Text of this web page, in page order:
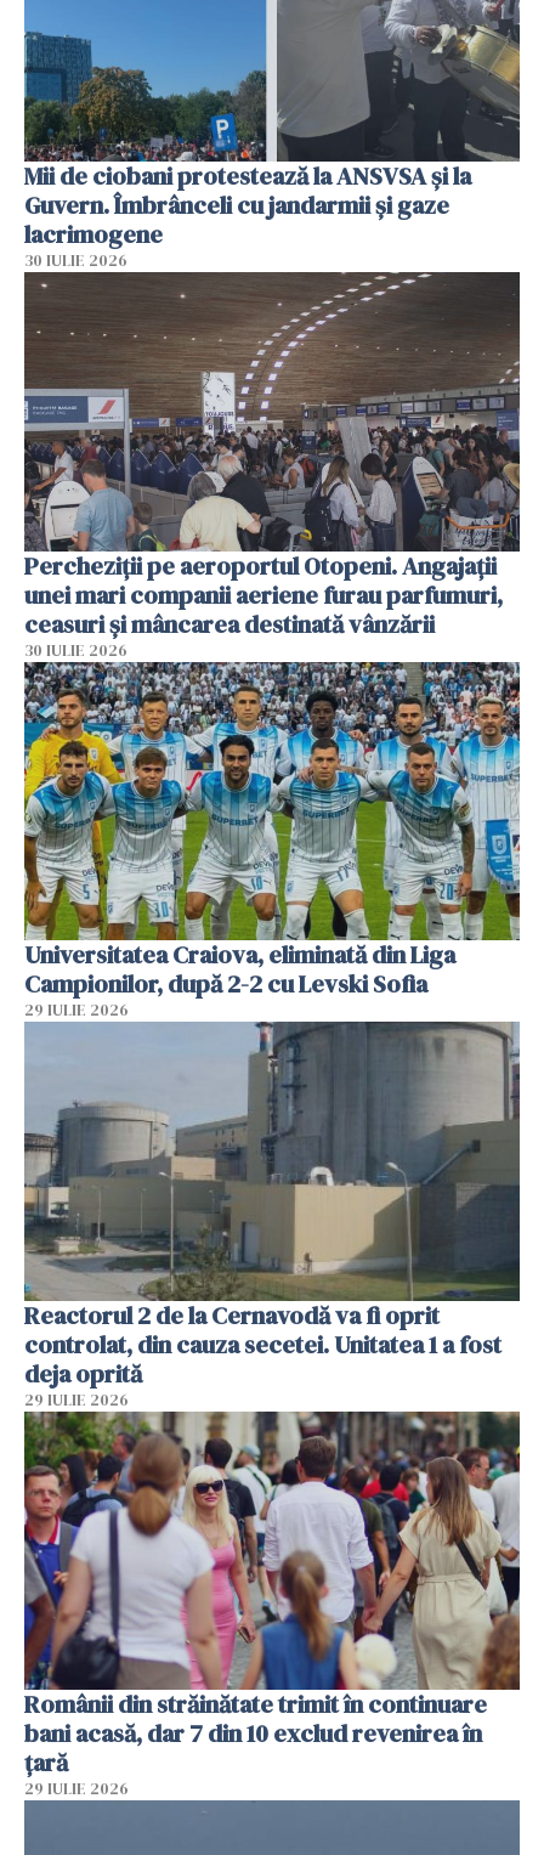
Mii de ciobani protestează la ANSVSA și la
Guvern. Îmbrânceli cu jandarmii și gaze
lacrimogene
30 IULIE 2026
Percheziții pe aeroportul Otopeni. Angajații
unei mari companii aeriene furau parfumuri,
ceasuri și mâncarea destinată vânzării
30 IULIE 2026
Universitatea Craiova, eliminată din Liga
Campionilor, după 2-2 cu Levski Sofia
29 IULIE 2026
Reactorul 2 de la Cernavodă va fi oprit
controlat, din cauza secetei. Unitatea 1 a fost
deja oprită
29 IULIE 2026
Românii din străinătate trimit în continuare
bani acasă, dar 7 din 10 exclud revenirea în
țară
29 IULIE 2026